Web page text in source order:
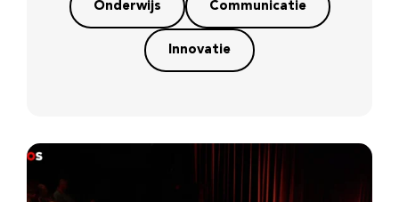
Onderwijs Communicatie
Innovatie